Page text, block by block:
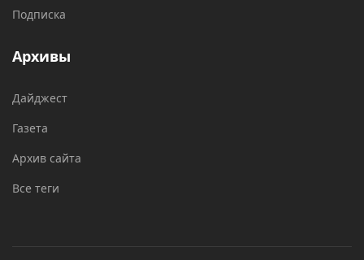
Подписка
Архивы
Дайджест
Газета
Архив сайта
Все теги